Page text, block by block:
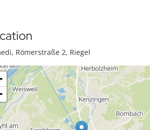
Römerstraße 2, Riegel